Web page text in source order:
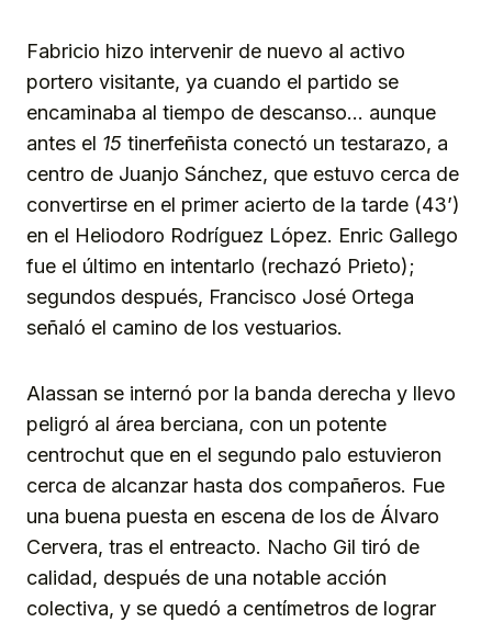
Fabricio hizo intervenir de nuevo al activo
portero visitante, ya cuando el partido se
encaminaba al tiempo de descanso… aunque
antes el 15 tinerfeñista conectó un testarazo, a
centro de Juanjo Sánchez, que estuvo cerca de
convertirse en el primer acierto de la tarde (43’)
en el Heliodoro Rodríguez López. Enric Gallego
fue el último en intentarlo (rechazó Prieto);
segundos después, Francisco José Ortega
señaló el camino de los vestuarios.
Alassan se internó por la banda derecha y llevo
peligró al área berciana, con un potente
centrochut que en el segundo palo estuvieron
cerca de alcanzar hasta dos compañeros. Fue
una buena puesta en escena de los de Álvaro
Cervera, tras el entreacto. Nacho Gil tiró de
calidad, después de una notable acción
colectiva, y se quedó a centímetros de lograr